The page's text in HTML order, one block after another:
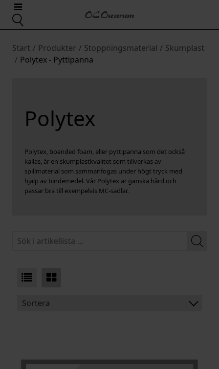
Start / Produkter / Stoppningsmaterial / Skumplast
/ Polytex - Pyttipanna
Polytex
Polytex, boanded foam, eller pyttipanna som det också
kallas, är en skumplastkvalitet som tillverkas av
spillmaterial som sammanfogas under högt tryck med
hjälp av bindemedel. Vår Polytex är ganska hård och
passar bra till exempelvis MC-sadlar.
Sortera
BREDD: